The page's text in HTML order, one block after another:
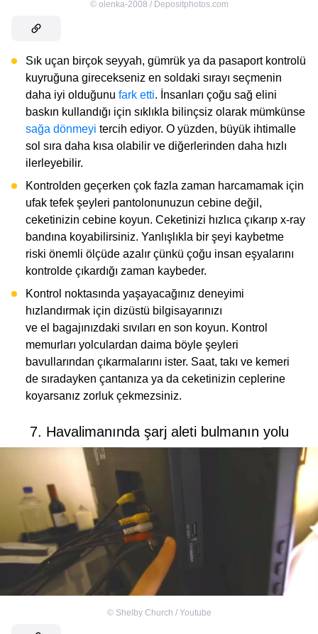
© olenka-2008 / Depositphotos.com
Sık uçan birçok seyyah, gümrük ya da pasaport kontrolü
kuyruğuna girecekseniz en soldaki sırayı seçmenin
daha iyi olduğunu fark etti. İnsanları çoğu sağ elini
baskın kullandığı için sıklıkla bilinçsiz olarak mümkünse
sağa dönmeyi tercih ediyor. O yüzden, büyük ihtimalle
sol sıra daha kısa olabilir ve diğerlerinden daha hızlı
ilerleyebilir.
Kontrolden geçerken çok fazla zaman harcamamak için
ufak tefek şeyleri pantolonunuzun cebine değil,
ceketinizin cebine koyun. Ceketinizi hızlıca çıkarıp x-ray
bandına koyabilirsiniz. Yanlışlıkla bir şeyi kaybetme
riski önemli ölçüde azalır çünkü çoğu insan eşyalarını
kontrolde çıkardığı zaman kaybeder.
Kontrol noktasında yaşayacağınız deneyimi
hızlandırmak için dizüstü bilgisayarınızı
ve el bagajınızdaki sıvıları en son koyun. Kontrol
memurları yolculardan daima böyle şeyleri
bavullarından çıkarmalarını ister. Saat, takı ve kemeri
de sıradayken çantanıza ya da ceketinizin ceplerine
koyarsanız zorluk çekmezsiniz.
7. Havalimanında şarj aleti bulmanın yolu
© Shelby Church / Youtube